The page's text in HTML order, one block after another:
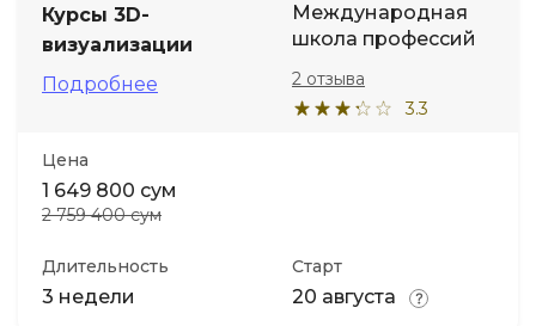
Курсы 3D-
визуализации
Подробнее
Международная
школа профессий
3.3
2 отзыва
Цена
1 649 800 сум
2 759 400 сум
Длительность
3 недели
Старт
20 августа